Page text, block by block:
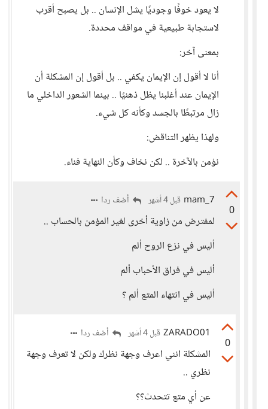
لا يعود خوفًا وجوديًا يشل الإنسان .. بل يصبح أقرب
لاستجابة طبيعية في مواقف محددة.
بمعنى آخر:
أنا لا أقول إن الإيمان يكفي .. بل أقول إن المشكلة أن
الإيمان عند أغلبنا يظل ذهنيًا .. بينما الشعور الداخلي ما
زال مرتبطًا بالجسد وكأنه كل شيء.
ولهذا يظهر التناقض:
نؤمن بالآخرة .. لكن نخاف وكأن النهاية فناء.
0
mam_7 قبل 4 أشهر أضف ردا
لمفترض من زاوية أخرى لغير المؤمن بالحساب ..
أليس في نزع الروح ألم
أليس في فراق الأحباب ألم
أليس في انتهاء المتع ألم ؟
0
ZARADO01 قبل 4 أشهر أضف ردا
المشكلة انني اعرف وجهة نظرك ولكن لا تعرف وجهة
نظري ..
عن أي متع تتحدث؟؟